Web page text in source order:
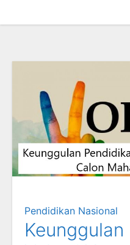
Pendidikan Nasional